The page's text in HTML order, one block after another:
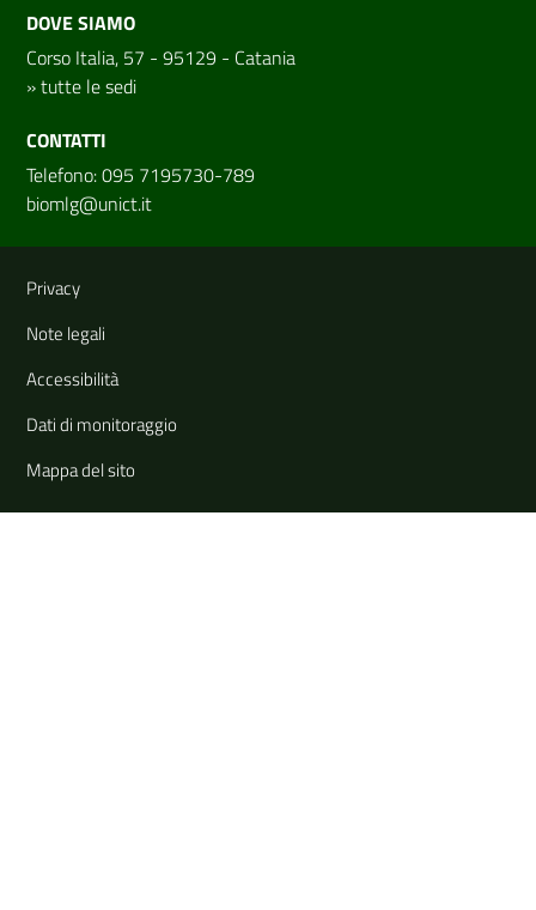
DOVE SIAMO
Corso Italia, 57 - 95129 - Catania
»tutte le sedi
CONTATTI
Telefono: 095 7195730-789
biomlg@unict.it
Link e informazioni utili
Privacy
Note legali
Accessibilità
Dati di monitoraggio
Mappa del sito